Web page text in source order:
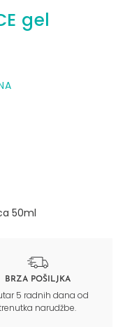
gel
50ml
BRZA POŠILJKA
5 radnih dana od
narudžbe.